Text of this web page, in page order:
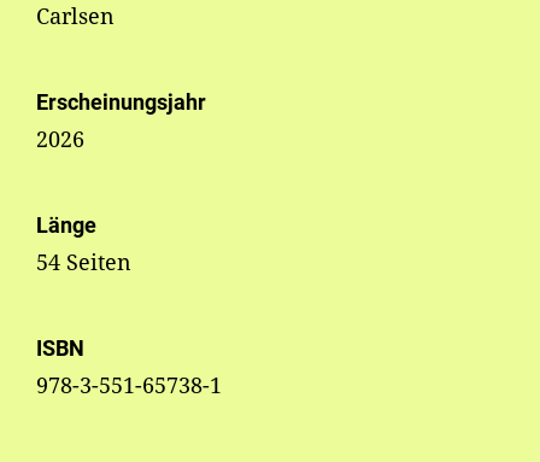
Carlsen
Erscheinungsjahr
2026
Länge
54 Seiten
ISBN
978-3-551-65738-1